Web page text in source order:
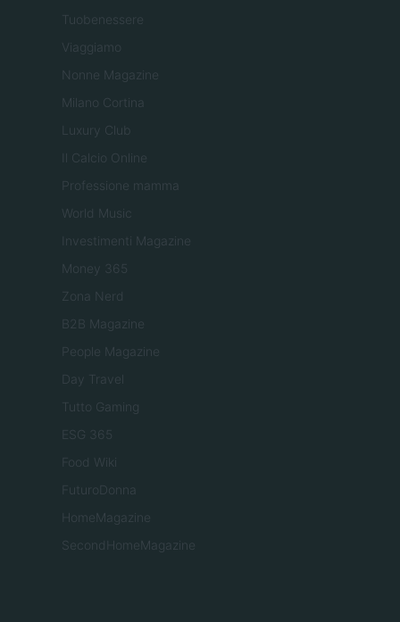
Tuobenessere
Viaggiamo
Nonne Magazine
Milano Cortina
Luxury Club
Il Calcio Online
Professione mamma
World Music
Investimenti Magazine
Money 365
Zona Nerd
B2B Magazine
People Magazine
Day Travel
Tutto Gaming
ESG 365
Food Wiki
FuturoDonna
HomeMagazine
SecondHomeMagazine